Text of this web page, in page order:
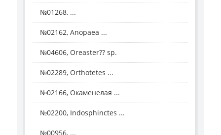
№01268, ...
№02162, Anopaea ...
№04606, Oreaster?? sp.
№02289, Orthotetes ...
№02166, Окаменелая ...
№02200, Indosphinctes ...
№00956, ...